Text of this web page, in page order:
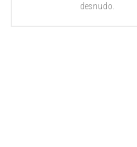
desnudo.